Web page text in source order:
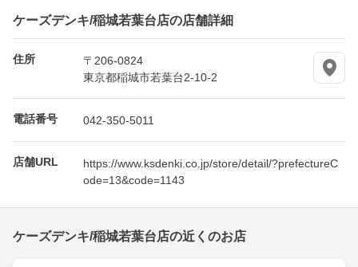
ケーズデンキ/稲城若葉台店の店舗詳細
住所
〒206-0824
東京都稲城市若葉台2-10-2
電話番号 042-350-5011
店舗URL
https://www.ksdenki.co.jp/store/detail/?prefectureC
ode=13&code=1143
ケーズデンキ/稲城若葉台店の近くのお店